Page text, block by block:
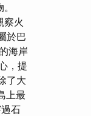
察火
於巴
海岸
，提
了大
上最
石